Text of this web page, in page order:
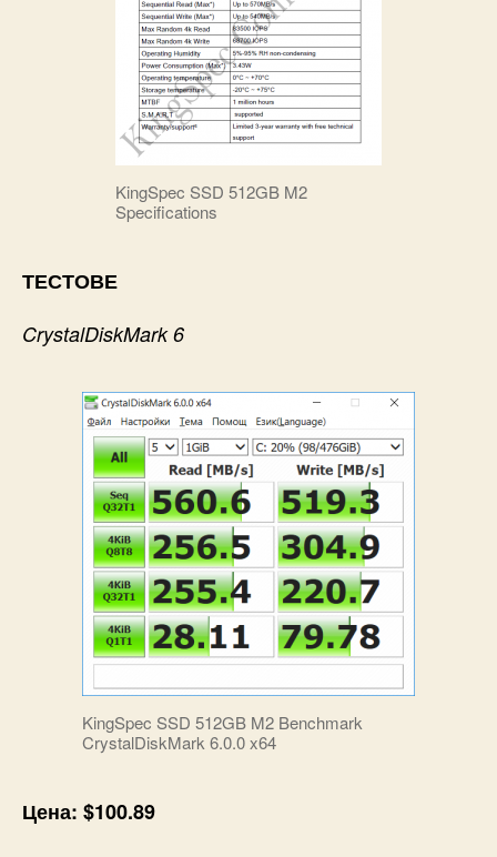
KingSpec SSD 512GB M2
Specifications
ТЕСТОВЕ
CrystalDiskMark 6
KingSpec SSD 512GB M2 Benchmark
CrystalDiskMark 6.0.0 x64
Цена: $100.89